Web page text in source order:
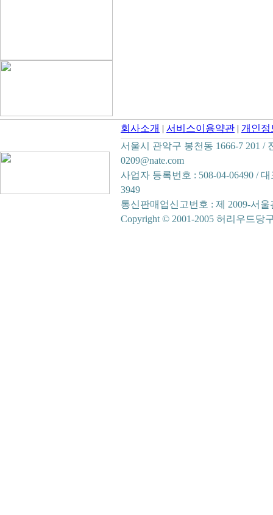
회사소개 | 서비스이용약관 | 개인정
서울시 관악구 봉천동 1666-7 201 /
0209@nate.com
사업자 등록번호 : 508-04-06490 /
3949
통신판매업신고번호 : 제 2009-서울
Copyright © 2001-2005 허리우드당